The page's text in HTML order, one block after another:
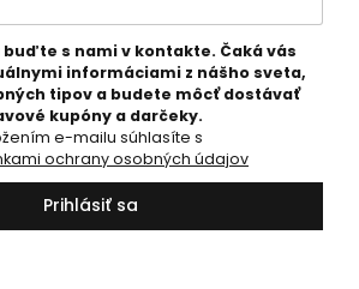
buďte s nami v kontakte. Čaká vás
informáciami z nášho sveta,
tipov a budete môcť dostávať
kupóny a darčeky.
ochrany osobných údajov
Prihlásiť sa